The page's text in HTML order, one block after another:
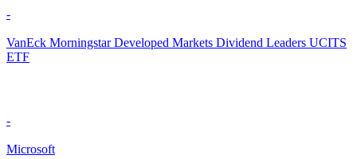
-
VanEck Morningstar Developed Markets Dividend Leaders UCITS
ETF
-
Microsoft